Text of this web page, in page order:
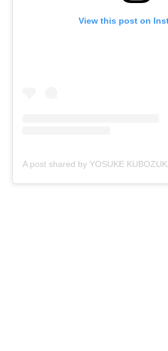
View this post on
A post shared by YOSUKE